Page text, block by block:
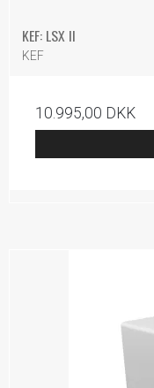
KEF: LSX II
KEF
10.995,00 DKK